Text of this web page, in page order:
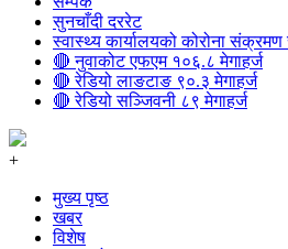
सुनचाँदी दररेट
स्वास्थ्य कार्यालयको कोरोना
🔴 नुवाकोट एफएम १०६.८ मेगाहर्ज
🔴 रेडियो लाङटाङ ९०.३ मेगाहर्ज
🔴 रेडियो सञ्जिवनी ८९ मेगाहर्ज
+
मुख्य पृष्ठ
खबर
विशेष